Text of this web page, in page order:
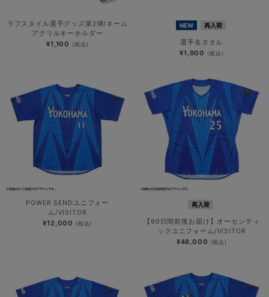
ラフスタイル選手グッズ第2弾/ネーム
アクリルキーホルダー
¥1,100 (税込)
NEW 再入荷
選手名タオル
¥1,900 (税込)
POWER SENDユニフォー
ム/VISITOR
¥12,000 (税込)
再入荷
【90日間前後お届け】オーセンティ
ックユニフォーム/VISITOR
¥48,000 (税込)